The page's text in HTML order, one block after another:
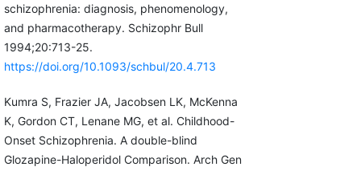
schizophrenia: diagnosis, phenomenology,
and pharmacotherapy. Schizophr Bull
1994;20:713-25.
https://doi.org/10.1093/schbul/20.4.713
Kumra S, Frazier JA, Jacobsen LK, McKenna
K, Gordon CT, Lenane MG, et al. Childhood-
Onset Schizophrenia. A double-blind
Glozapine-Haloperidol Comparison. Arch Gen